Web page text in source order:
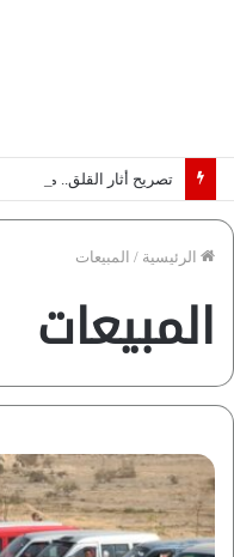
الرئيسية / المبيعات
المبيعات